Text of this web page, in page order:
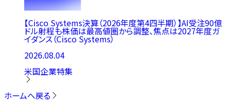
【Cisco Systems決算（2026年度第4四半期）】AI受注90億
ドル射程も株価は最高値圏から調整、焦点は2027年度ガ
イダンス（Cisco Systems）
2026.08.04
米国企業特集
ホームへ戻る